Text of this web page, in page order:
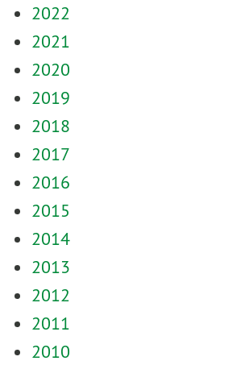
2022
2021
2020
2019
2018
2017
2016
2015
2014
2013
2012
2011
2010